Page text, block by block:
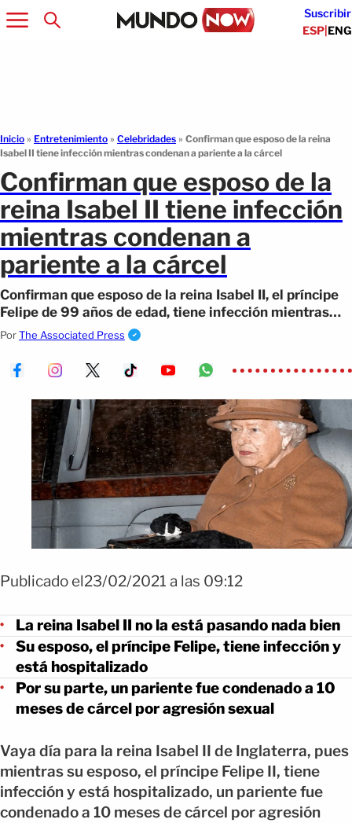
Suscribir
ESP|ENG
Inicio » Entretenimiento » Celebridades » Confirman que esposo de la reina
Isabel II tiene infección mientras condenan a pariente a la cárcel
Confirman que esposo de la
reina Isabel II tiene infección
mientras condenan a
pariente a la cárcel
Confirman que esposo de la reina Isabel II, el príncipe
Felipe de 99 años de edad, tiene infección mientras
condenan a pariente a la cárcel.
PorThe Associated Press
Publicado el23/02/2021 a las 09:12
La reina Isabel II no la está pasando nada bien
Su esposo, el príncipe Felipe, tiene infección y
está hospitalizado
Por su parte, un pariente fue condenado a 10
meses de cárcel por agresión sexual
Vaya día para la reina Isabel II de Inglaterra, pues
mientras su esposo, el príncipe Felipe II, tiene
infección y está hospitalizado, un pariente fue
condenado a 10 meses de cárcel por agresión